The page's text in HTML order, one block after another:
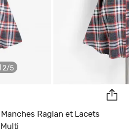
2/5
Raglan et Lacets